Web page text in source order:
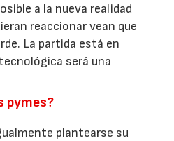
a la nueva realidad
reaccionar vean que
La partida está en
será una
pymes?
plantearse su